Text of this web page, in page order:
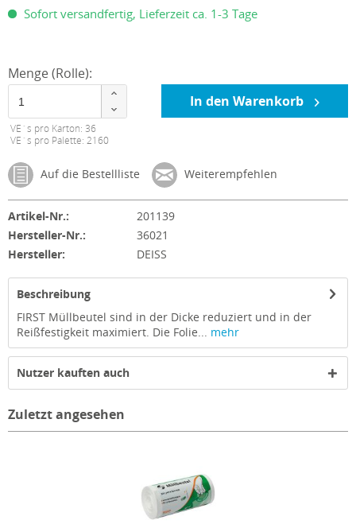
Sofort versandfertig, Lieferzeit ca. 1-3 Tage
Menge (Rolle):
VE´s pro Karton: 36
VE´s pro Palette: 2160
In den Warenkorb
Auf die Bestellliste Weiterempfehlen
Artikel-Nr.:
201139
Hersteller-Nr.:
36021
Hersteller:
DEISS
Beschreibung
FIRST Müllbeutel sind in der Dicke reduziert und in der
Reißfestigkeit maximiert. Die Folie... mehr
Nutzer kauften auch
Zuletzt angesehen